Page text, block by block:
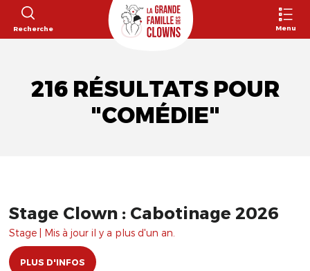
Recherche Menu
216 RÉSULTATS POUR
"COMÉDIE"
Stage Clown : Cabotinage 2026
Stage | Mis à jour il y a plus d'un an.
PLUS D'INFOS